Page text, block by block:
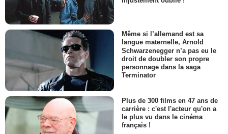
Même si l’allemand est sa
langue maternelle, Arnold
Schwarzenegger n’a pas eu le
droit de doubler son propre
personnage dans la saga
Terminator
Plus de 300 films en 47 ans de
carrière : c'est l'acteur qu'on a
le plus vu dans le cinéma
français !